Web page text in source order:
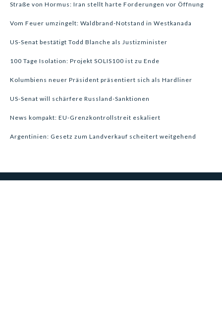
Straße von Hormus: Iran stellt harte Forderungen vor Öffnung
Vom Feuer umzingelt: Waldbrand-Notstand in Westkanada
US-Senat bestätigt Todd Blanche als Justizminister
100 Tage Isolation: Projekt SOLIS100 ist zu Ende
Kolumbiens neuer Präsident präsentiert sich als Hardliner
US-Senat will schärfere Russland-Sanktionen
News kompakt: EU-Grenzkontrollstreit eskaliert
Argentinien: Gesetz zum Landverkauf scheitert weitgehend